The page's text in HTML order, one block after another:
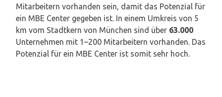
Mitarbeitern vorhanden sein, damit das Potenzial für
ein MBE Center gegeben ist. In einem Umkreis von 5
km vom Stadtkern von München sind über 63.000
Unternehmen mit 1–200 Mitarbeitern vorhanden. Das
Potenzial für ein MBE Center ist somit sehr hoch.